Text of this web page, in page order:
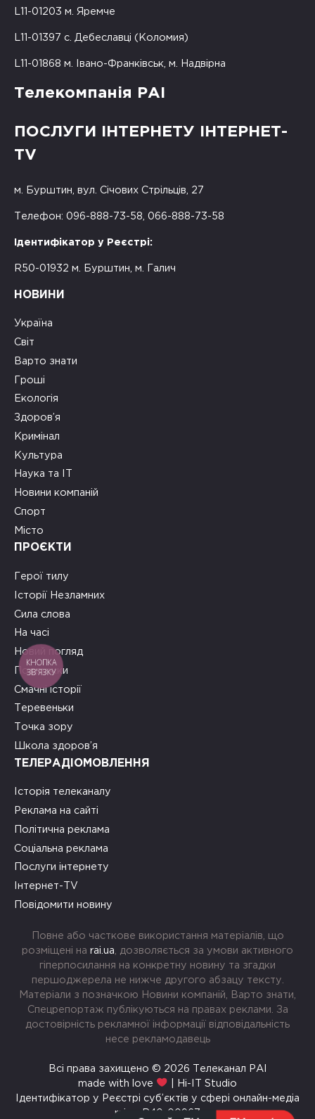
L11-01203 м. Яремче
L11-01397 с. Дебеславці (Коломия)
L11-01868 м. Івано-Франківськ, м. Надвірна
Телекомпанія РАІ
ПОСЛУГИ ІНТЕРНЕТУ ІНТЕРНЕТ-
TV
м. Бурштин, вул. Січових Стрільців, 27
Телефон: 096-888-73-58, 066-888-73-58
Ідентифікатор у Реєстрі:
R50-01932 м. Бурштин, м. Галич
НОВИНИ
Україна
Світ
Варто знати
Гроші
Екологія
Здоров’я
Кримінал
Культура
Наука та ІТ
Новини компаній
Спорт
Місто
ПРОЄКТИ
Герої тилу
Історії Незламних
Сила слова
На часі
Новий погляд
Подружки
Смачні історії
Теревеньки
Точка зору
Школа здоров’я
ТЕЛЕРАДІОМОВЛЕННЯ
Історія телеканалу
Реклама на сайті
Політична реклама
Соціальна реклама
Послуги інтернету
Інтернет-TV
Повідомити новину
Повне або часткове використання матеріалів, що
розміщені на rai.ua , дозволяється за умови активного
гіперпосилання на конкретну новину та згадки
першоджерела не нижче другого абзацу тексту.
Матеріали з позначкою Новини компаній, Варто знати,
Спецрепортаж публікуються на правах реклами. За
достовірність рекламної інформації відповідальність
несе рекламодавець
Всі права захищено © 2026 Телеканал РАІ
made with love
| Hi-IT Studio
Ідентифікатор у Реєстрі суб’єктів у сфері онлайн-медіа
rai.ua R40-00967
КНОПКА
ЗВ'ЯЗКУ